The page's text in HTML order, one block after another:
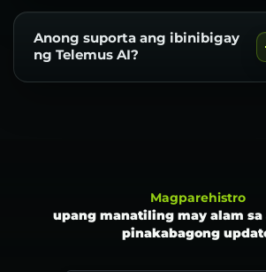
Anong suporta ang ibinibigay
ng Telemus AI?
Magparehistro
upang manatiling may alam
pinakabagong